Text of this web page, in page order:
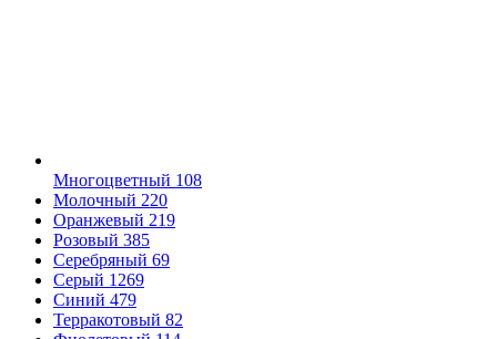
Многоцветный 108
Молочный 220
Оранжевый 219
Розовый 385
Серебряный 69
Серый 1269
Синий 479
Терракотовый 82